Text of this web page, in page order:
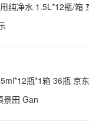
纯净水 1.5L*12瓶/箱
瓶*1箱 36瓶 京
景田 Gan